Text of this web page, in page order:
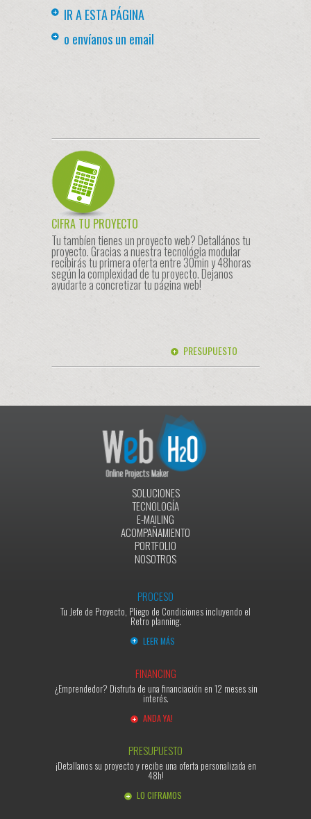
IR A ESTA PÁGINA
o envíanos un email
CIFRA TU PROYECTO
Tu tambíen tienes un proyecto web? Detallános tu
proyecto. Gracias a nuestra tecnológia modular
recibirás tu primera oferta entre 30min y 48horas
según la complexidad de tu proyecto. Dejanos
ayudarte a concretizar tu página web!
PRESUPUESTO
SOLUCIONES
TECNOLOGÍA
E-MAILING
ACOMPAÑAMIENTO
PORTFOLIO
NOSOTROS
PROCESO
Tu Jefe de Proyecto, Pliego de Condiciones incluyendo el
Retro planning.
LEER MÁS
FINANCING
¿Emprendedor? Disfruta de una financiación en 12 meses sin
interés.
ANDA YA!
PRESUPUESTO
¡Detallanos su proyecto y recibe una oferta personalizada en
48h!
LO CIFRAMOS